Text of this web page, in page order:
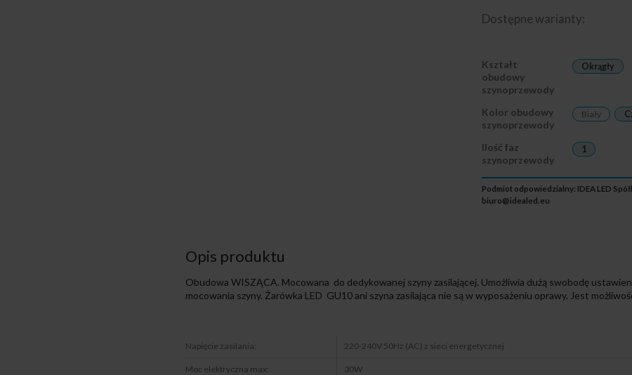
Dostępne warianty:
Kształt
obudowy
szynoprzewody
Okrągły
Kolor obudowy
szynoprzewody
Biały
Ilość faz
szynoprzewody
1
Podmiot odpowiedzialny: IDEA LED
biuro@idealed.eu
Opis produktu
Obudowa WISZĄCA. Mocowana do dedykowanej szyny zasilającej. Umożliwia dużą swobodę
mocowania szyny. Żarówka LED GU10 ani szyna zasilająca nie są w wyposażeniu oprawy. Jest
Napięcie zasilania: 220-240V 50Hz (AC) z sieci energetycznej
Moc elektryczna max: 30W